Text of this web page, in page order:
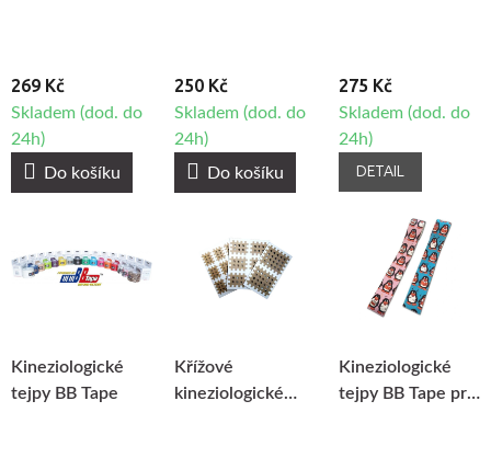
269 Kč
Skladem (dod. do
24h)
Do košíku
250 Kč
Skladem (dod. do
24h)
Do košíku
275 Kč
Skladem (dod. do
24h)
DETAIL
Kineziologické
tejpy BB Tape
Křížové
kineziologické
Kineziologické
tejpy BB Tape pro